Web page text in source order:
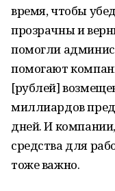
время, чтобы
прозрачны и
помогли
помогают
[рублей]
миллиардов
дней. И
средства для
тоже важно.